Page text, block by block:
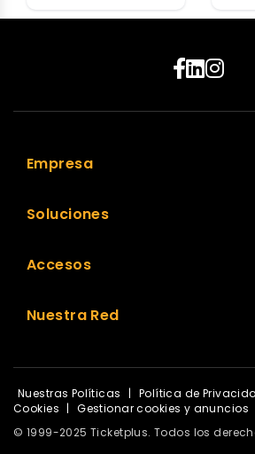
Empresa
Soluciones
Accesos
Nuestra Red
Nuestras Políticas | Política de
Cookies |
Gestionar cookies y anuncios
© 1999-2025 Ticketplus. Todos los